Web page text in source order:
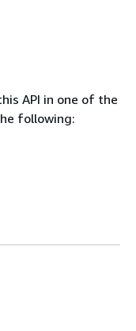
API in one of the
following: